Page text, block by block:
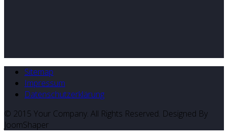
Sitemap
Impressum
Datenschutzerklärung
© 2015 Your Company. All Rights Reserved. Designed By
JoomShaper